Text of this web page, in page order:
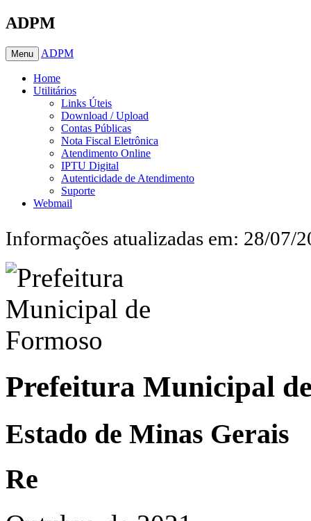
ADPM
Menu ADPM
Home
Utilitários
Links Úteis
Download / Upload
Contas Públicas
Nota Fiscal Eletrônica
Atendimento Online
IPTU Digital
Autenticidade de Atendimento
Suporte
Webmail
Informações atualizadas em: 28/07/
Prefeitura Municipal
Estado de Minas Gerais
Re